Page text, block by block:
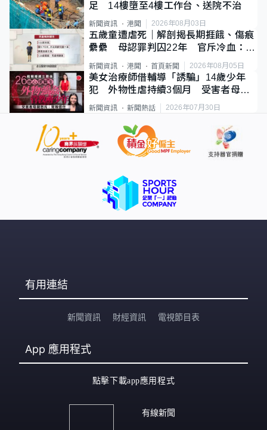
足 14樓墮至4樓工作台、送院不治
新聞資訊 港聞 2026年08月03日
五歲童遭虐死｜解剖揭長期捱餓、傷痕
纍纍 母認罪判囚22年 官斥冷血：同
類案最惡劣
新聞資訊 港聞 首頁新聞 2026年08月05日
美女治療師借輔導「誘騙」14歲少年
犯 外物性虐持續3個月 受害者母：
要保護其他人
新聞資訊 新聞熱話 2026年07月30日
有用連結
新聞資訊 財經資訊 電視節目表
App 應用程式
點擊下載app應用程式
有線新聞